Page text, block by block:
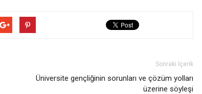
Sonraki İçerik
Üniversite gençliğinin sorunları ve çözüm yolları
üzerine söyleşi